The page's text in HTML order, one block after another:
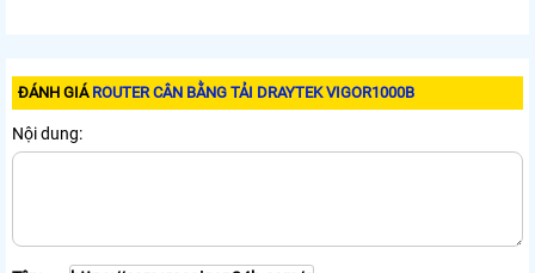
ĐÁNH GIÁ ROUTER CÂN BẰNG TẢI DRAYTEK VIGOR1000B
Nội dung: